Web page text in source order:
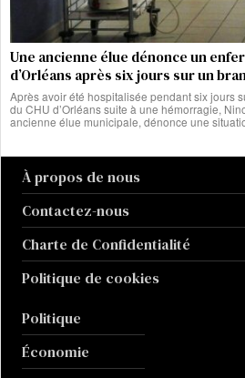
Une ancienne élue dénonce un
d’Orléans après six jours sur un
Après avoir été hospitalisée pendant six jours
du CHU d’Orléans suite à une hémorragie,
ancienne élue municipale, dénonce une
À propos de nous
Contactez-nous
Charte de Confidentialité
Politique de cookies
Politique
Économie